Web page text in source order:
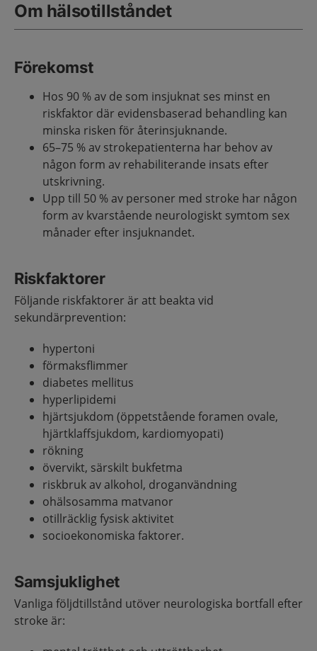
Om hälsotillståndet
Förekomst
Hos 90 % av de som insjuknat ses minst en
riskfaktor där evidensbaserad behandling kan
minska risken för återinsjuknande.
65–75 % av strokepatienterna har behov av
någon form av rehabiliterande insats efter
utskrivning.
Upp till 50 % av personer med stroke har någon
form av kvarstående neurologiskt symtom sex
månader efter insjuknandet.
Riskfaktorer
Följande riskfaktorer är att beakta vid
sekundärprevention:
hypertoni
förmaksflimmer
diabetes mellitus
hyperlipidemi
hjärtsjukdom (öppetstående foramen ovale,
hjärtklaffsjukdom, kardiomyopati)
rökning
övervikt, särskilt bukfetma
riskbruk av alkohol, droganvändning
ohälsosamma matvanor
otillräcklig fysisk aktivitet
socioekonomiska faktorer.
Samsjuklighet
Vanliga följdtillstånd utöver neurologiska bortfall efter
stroke är: